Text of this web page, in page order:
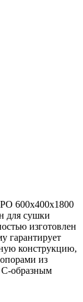
600х400х1800
для сушки
изготовлен
гарантирует
конструкцию,
из
С-образным